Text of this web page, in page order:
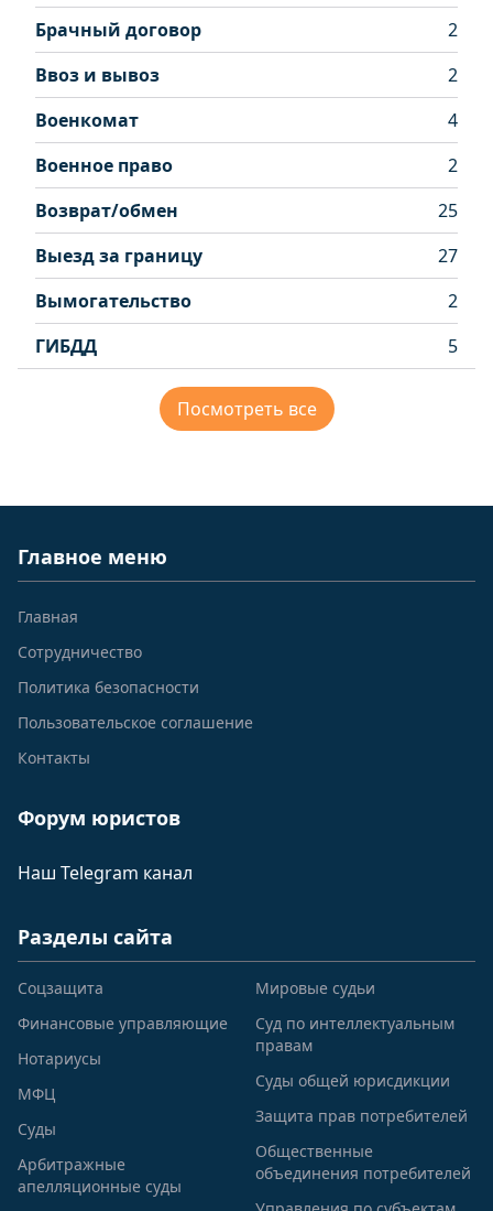
Брачный договор
2
Ввоз и вывоз
2
Военкомат
4
Военное право
2
Возврат/обмен
25
Выезд за границу
27
Вымогательство
2
ГИБДД
5
Посмотреть все
Главное меню
Главная
Сотрудничество
Политика безопасности
Пользовательское соглашение
Контакты
Форум юристов
Наш Telegram канал
Разделы сайта
Соцзащита
Финансовые управляющие
Нотариусы
МФЦ
Суды
Арбитражные
апелляционные суды
Мировые судьи
Суд по интеллектуальным
правам
Суды общей юрисдикции
Защита прав потребителей
Общественные
объединения потребителей